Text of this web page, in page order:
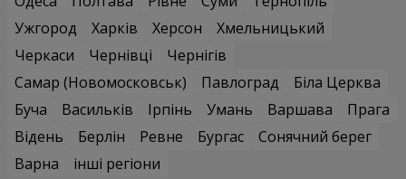
Ужгород
Харків Херсон
Хмельницький
Черкаси
Чернівці
Чернігів
Самар (Новомосковськ)
Павлоград
Біла Церква
Буча
Васильків Ірпінь Умань Варшава
Прага
Відень
Берлін Ревне Бургас
Сонячний берег
Варна
інші регіони